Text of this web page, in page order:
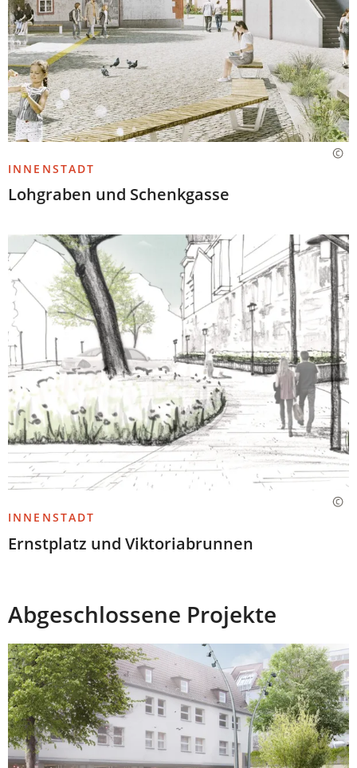
INNENSTADT
Lohgraben und Schenkgasse
INNENSTADT
Ernstplatz und Viktoriabrunnen
Abgeschlossene Projekte